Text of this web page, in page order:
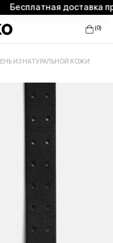
Бесплатная доставка
(0)
ИЗ НАТУРАЛЬНОЙ КОЖИ